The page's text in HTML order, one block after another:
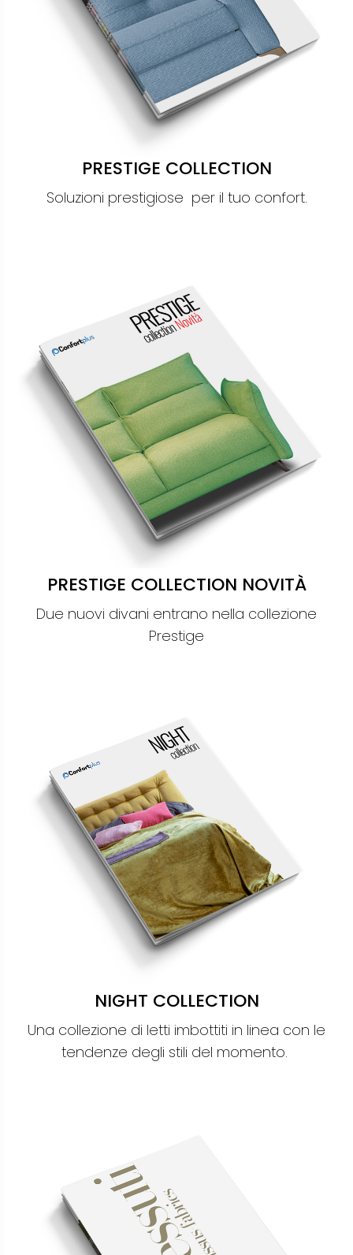
PRESTIGE COLLECTION
Soluzioni prestigiose per il tuo confort.
PRESTIGE COLLECTION NOVITÀ
Due nuovi divani entrano nella collezione
Prestige
NIGHT COLLECTION
Una collezione di letti imbottiti in linea con le
tendenze degli stili del momento.